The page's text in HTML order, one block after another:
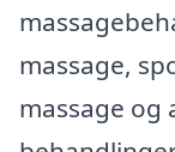
massage,
massage og